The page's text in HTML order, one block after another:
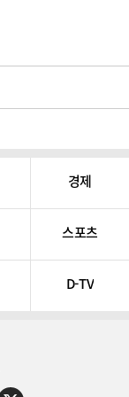
경제
스포츠
D-TV